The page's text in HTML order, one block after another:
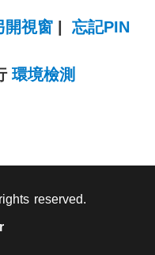
開視窗
忘記PIN
環境檢測
reserved.